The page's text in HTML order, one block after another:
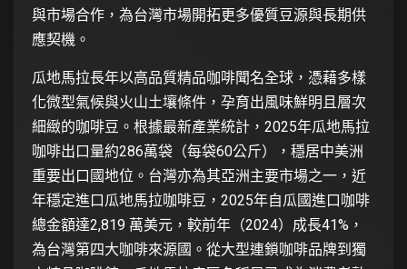
與市場合作，為台灣市場開拓更多優質豆源與長期供
應契機。
瓜地馬拉長年以高品質精品咖啡聞名全球，憑藉多樣
化微型氣候與火山土壤條件，孕育出風味鮮明且層次
細緻的咖啡豆。根據最新產業統計，2025年瓜地馬拉
咖啡出口量約286萬袋（每袋60公斤），穩居中美洲
重要出口國地位。台灣亦為其亞洲主要市場之一，近
年穩定進口瓜地馬拉咖啡豆，2025年自瓜國進口咖啡
總金額達2,819 萬美元，較前年（2024）成長41%，
為台灣第四大咖啡來源國。從大型連鎖咖啡品牌到獨